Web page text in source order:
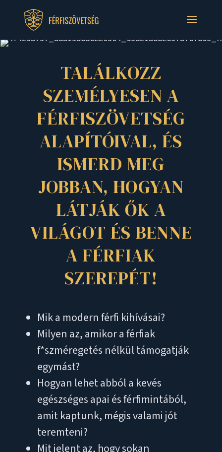
TALÁLKOZZ
SZEMÉLYESEN A
FÉRFISZÖVETSÉG
ALAPÍTÓIVAL, ÉS
ISMERD MEG
JOBBAN, HOGYAN
LÁTJÁK ŐK A
VILÁGOT ÉS BENNE
A FÉRFIAK
SZEREPÉT!
Mik a modern férfi kihívásai?
Milyen az, amikor a férfiak
f*szméregetés nélkül támogatják
egymást?
Hogyan lehet abból a kevés
egészséges apai és férfimintából,
amit kaptunk, mégis valami jót
teremteni?
Mit jelent az, hogy sokan